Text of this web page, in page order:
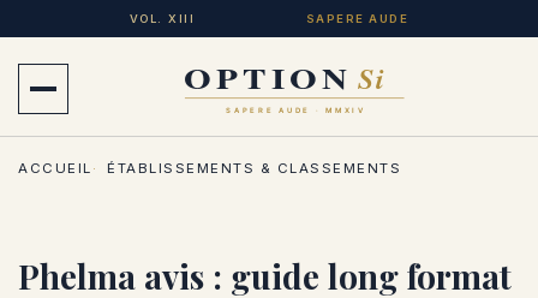
contenu
VOL. XIII SAPERE AUDE
le
menu
ACCUEIL ÉTABLISSEMENTS & CLASSEMENTS
Phelma avis : guide long format